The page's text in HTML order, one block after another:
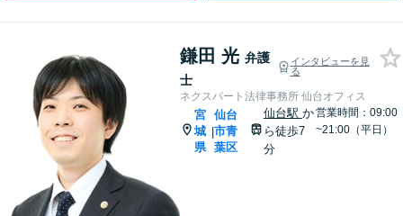
鎌田 光 弁護
士
インタビューを見
る
ネクスパート法律事務所 仙台オフィス
宮
城
県
|
仙台
市青
葉区
仙台駅 か
ら徒歩7
分
営業時間：09:00
~21:00（平日）